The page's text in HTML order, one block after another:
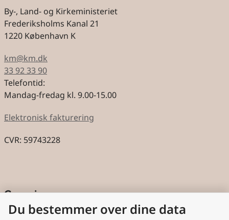
By-, Land- og Kirkeministeriet
Frederiksholms Kanal 21
1220 København K
km@km.dk
33 92 33 90
Telefontid:
Mandag-fredag kl. 9.00-15.00
Elektronisk fakturering
CVR: 59743228
Genveje
Cookies
Du bestemmer over dine data